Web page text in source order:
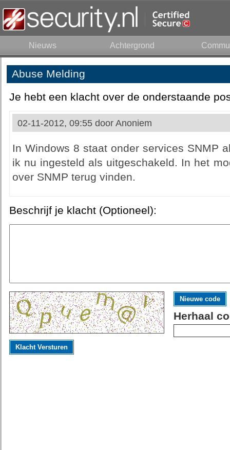
Nieuws Achtergrond
Abuse Melding
Je hebt een klacht over de onderstaande
02-11-2012, 09:55 door Anoniem
In Windows 8 staat onder services SNMP
ik nu ingesteld als uitgeschakeld. In het
over SNMP terug vinden.
Beschrijf je klacht (Optioneel):
Nieuwe code
Herhaal
Klacht Versturen